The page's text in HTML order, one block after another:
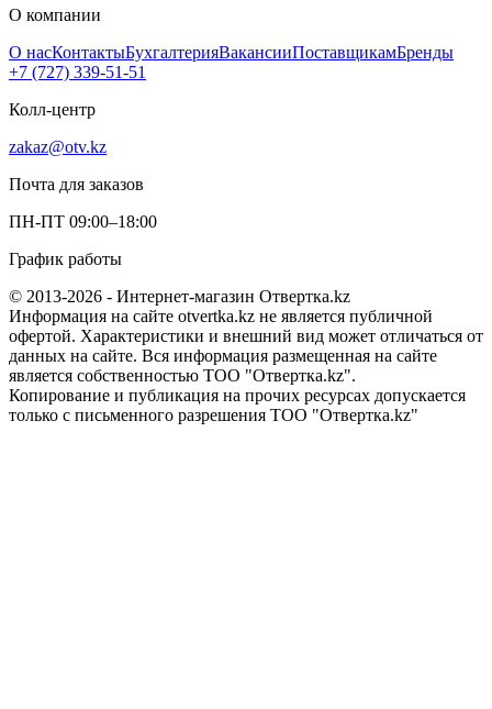
О компании
О насКонтактыБухгалтерияВакансииПоставщикамБренды
+7 (727) 339-51-51
Колл-центр
zakaz@otv.kz
Почта для заказов
ПН-ПТ 09:00–18:00
График работы
© 2013-2026 - Интернет-магазин Отвертка.kz
Информация на сайте otvertka.kz не является публичной
офертой. Характеристики и внешний вид может отличаться от
данных на сайте. Вся информация размещенная на сайте
является собственностью ТОО "Отвертка.kz".
Копирование и публикация на прочих ресурсах допускается
только с письменного разрешения ТОО "Отвертка.kz"